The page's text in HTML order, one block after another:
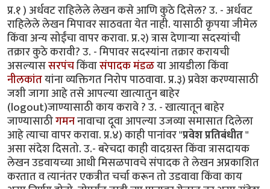
प्र.१ ) अर्धवट राहिलेले लेखन कसे आणि कुठे दिसेल? उ. - अर्धवट
राहिलेले लेखन मिपावर साठवता येत नाही. यासाठी कृपया जीमेल
किंवा अन्य सोईंचा वापर करावा. प्र.२) त्रास देणार्‍या सदस्यांची
तक्रार कुठे करावी? उ. - मिपावर सदस्यांना तक्रार करायची
असल्याससरपंचकिंवासंपादक मंडळया आयडीला किंवा
नीलकांतयांना व्यक्तिगत निरोप पाठवावा. प्र.३) प्रवेश करण्यासाठी
जशी जागा आहे तसे आपल्या खात्यातुन बाहेर
(logout)जाण्यासाठी काय करावे ? उ. - खात्यातून बाहेर
जाण्यासाठीगमननावाचा दूवा आपल्या उजव्या समासात दिलेला
आहे त्याचा वापर करावा. प्र.४) काही पानांवर "प्रवेश प्रतिबंधीत"
असा संदेश दिसतो. उ.- बरेचदा काही वादग्रस्त किंवा त्रासदायक
लेखन उडवायच्या आधी मिसळपावचे संपादक ते लेखन अप्रकाशित
करतात व त्यानंतर एकत्रीत चर्चा करून तो उडवावा किंवा काय